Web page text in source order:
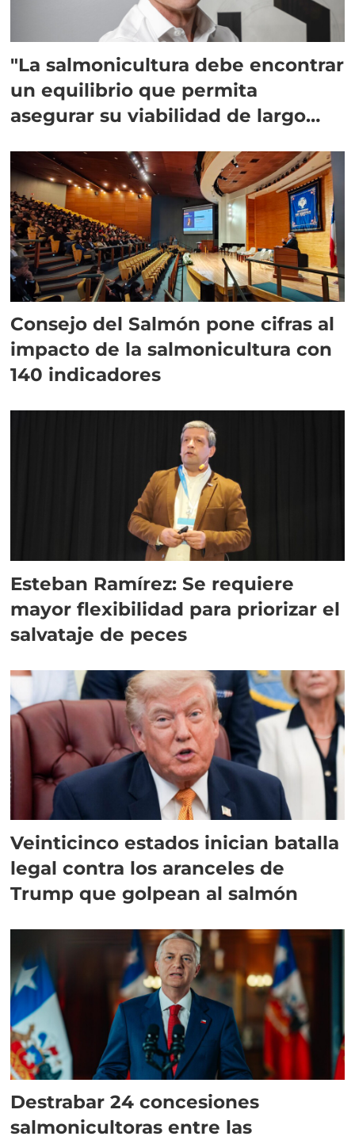
"La salmonicultura debe encontrar
un equilibrio que permita
asegurar su viabilidad de largo
Consejo del Salmón pone cifras al
impacto de la salmonicultura con
140 indicadores
Esteban Ramírez: Se requiere
mayor flexibilidad para priorizar el
salvataje de peces
Veinticinco estados inician batalla
legal contra los aranceles de
Trump que golpean al salmón
Destrabar 24 concesiones
salmonicultoras entre las